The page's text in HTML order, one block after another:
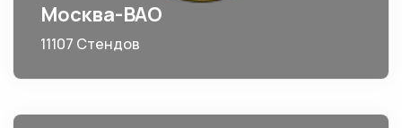
Москва-ВАО
11107 Стендов